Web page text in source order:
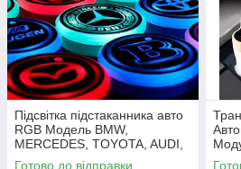
Підсвітка підстаканника авто
RGB Модель BMW,
MERCEDES, TOYOTA, AUDI,
LED підсвітка в машину
Готово до відправки